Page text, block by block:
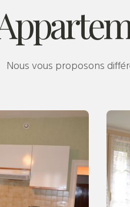
Nous vous proposons